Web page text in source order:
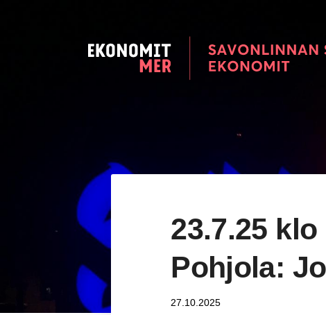
Savonlinnan seudun Ekonomit
23.7.25
Pohjola:
27.10.2025